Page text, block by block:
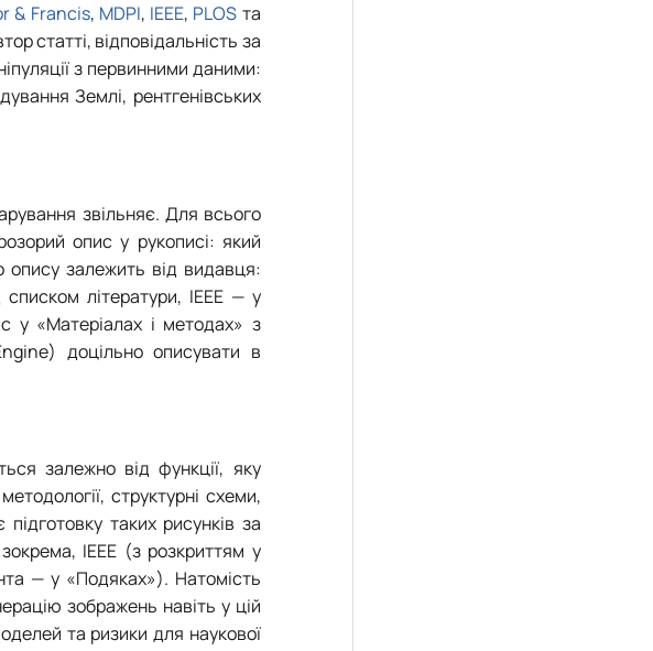
& Francis, MDPI, IEEE, PLOS та
статті, відповідальність за
з первинними даними:
Землі, рентгенівських
звільняє. Для всього
опис у рукописі: який
опису залежить від видавця:
літератури, IEEE —у
у «Матеріалах і методах» з
доцільно описувати в
залежно від функції, яку
структурні схеми,
таких рисунків за
IEEE (з розкриттям у
— у «Подяках»). Натомість
зображень навіть у цій
та ризики для наукової